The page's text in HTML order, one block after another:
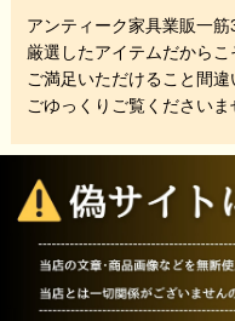
アンティーク家具業販一
厳選したアイテムだからこ
ご満足いただけること間違
ごゆっくりご覧くださいま